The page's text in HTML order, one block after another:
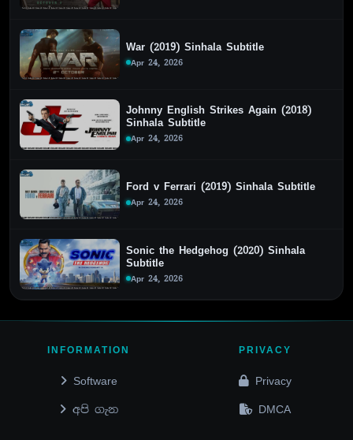
War (2019) Sinhala Subtitle
Apr 24, 2026
Johnny English Strikes Again (2018)
Sinhala Subtitle
Apr 24, 2026
Ford v Ferrari (2019) Sinhala Subtitle
Apr 24, 2026
Sonic the Hedgehog (2020) Sinhala
Subtitle
Apr 24, 2026
INFORMATION
Software
අපි ගැන
PRIVACY
Privacy
DMCA